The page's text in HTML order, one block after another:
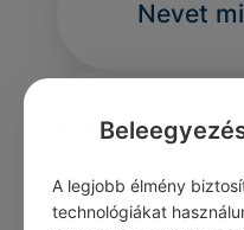
Nevet
A legjobb élmény
technológiákat